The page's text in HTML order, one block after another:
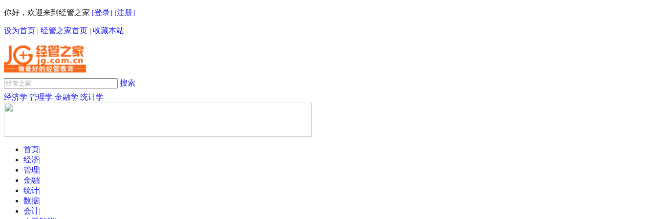
你好，欢迎来到经管之家 [登录] [注册]
设为首页 | 经管之家首页 | 收藏本站
搜索
经济学 管理学 金融学 统计学
首页|
经济|
管理|
金融|
统计|
数据|
会计|